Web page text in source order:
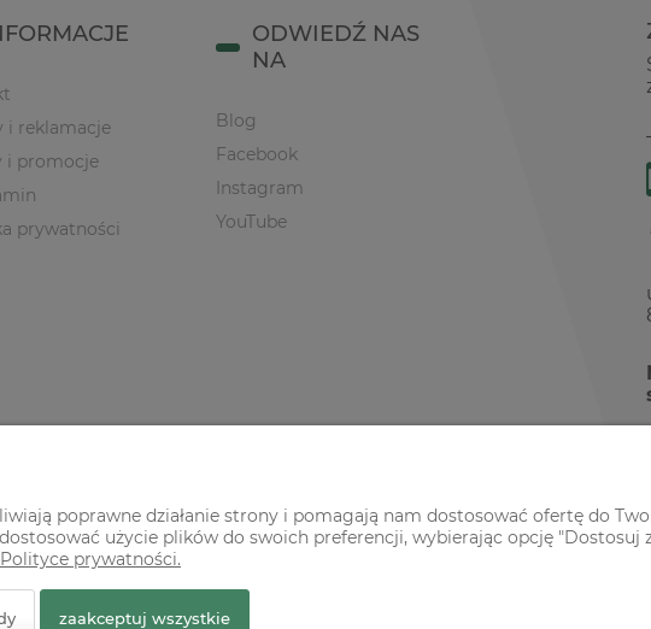
i reklamacje
i promocje
prywatności
ODWIEDŹ NAS
NA
Blog
Facebook
Instagram
YouTube
poprawne działanie strony i pomagają nam dostosować ofertę do
użycie plików do swoich preferencji, wybierając opcję "Dostosuj
prywatności.
zaakceptuj wszystkie